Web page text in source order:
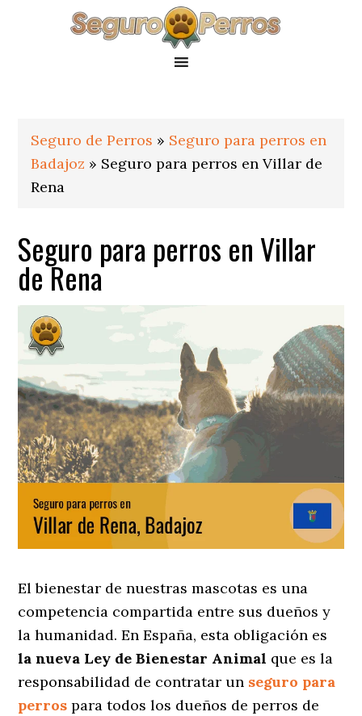
Seguro de Perros » Seguro para perros en
Badajoz » Seguro para perros en Villar de
Rena
Seguro para perros en Villar
de Rena
El bienestar de nuestras mascotas es una
competencia compartida entre sus dueños y
la humanidad. En España, esta obligación es
la nueva Ley de Bienestar Animal que es la
responsabilidad de contratar un seguro para
perros para todos los dueños de perros de